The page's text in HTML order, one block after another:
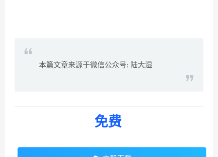
本篇文章来源于微信公众号: 陆大湿
免费